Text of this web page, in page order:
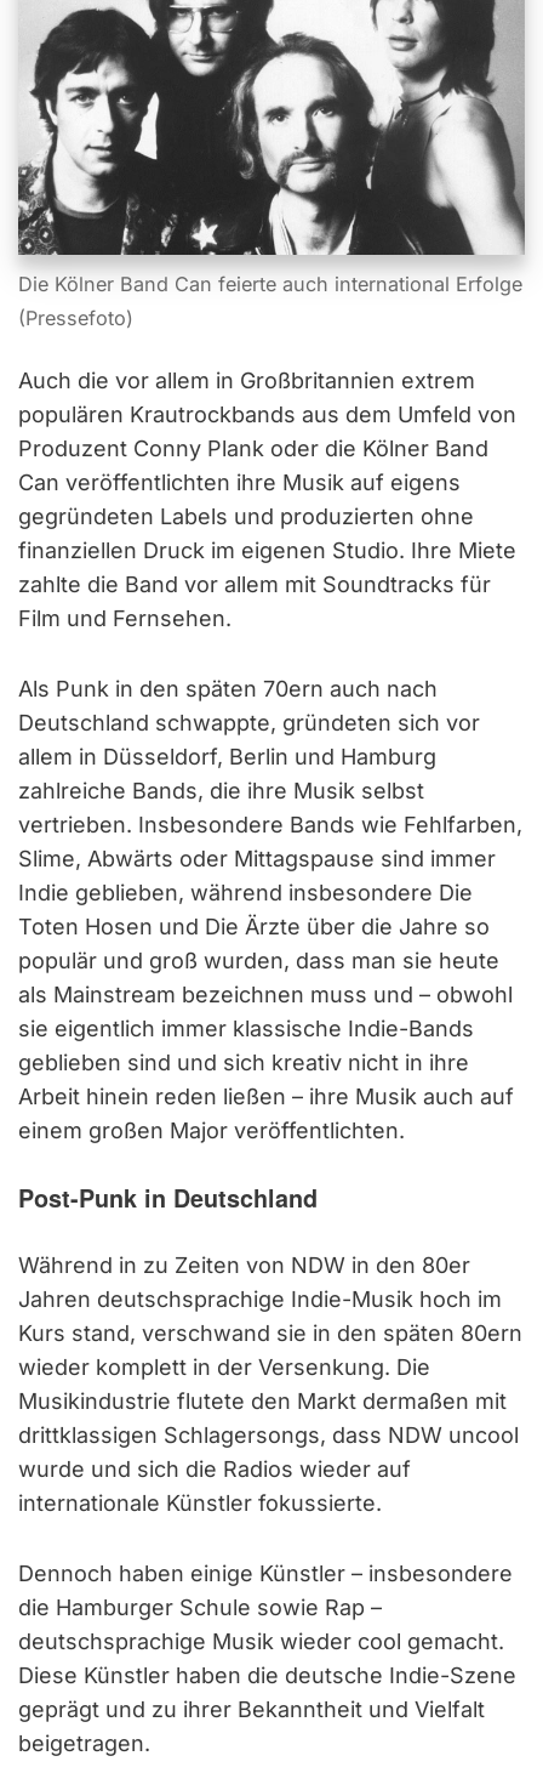
Die Kölner Band Can feierte auch international Erfolge
(Pressefoto)
Auch die vor allem in Großbritannien extrem
populären Krautrockbands aus dem Umfeld von
Produzent Conny Plank oder die Kölner Band
Can veröffentlichten ihre Musik auf eigens
gegründeten Labels und produzierten ohne
finanziellen Druck im eigenen Studio. Ihre Miete
zahlte die Band vor allem mit Soundtracks für
Film und Fernsehen.
Als Punk in den späten 70ern auch nach
Deutschland schwappte, gründeten sich vor
allem in Düsseldorf, Berlin und Hamburg
zahlreiche Bands, die ihre Musik selbst
vertrieben. Insbesondere Bands wie Fehlfarben,
Slime, Abwärts oder Mittagspause sind immer
Indie geblieben, während insbesondere Die
Toten Hosen und Die Ärzte über die Jahre so
populär und groß wurden, dass man sie heute
als Mainstream bezeichnen muss und – obwohl
sie eigentlich immer klassische Indie-Bands
geblieben sind und sich kreativ nicht in ihre
Arbeit hinein reden ließen – ihre Musik auch auf
einem großen Major veröffentlichten.
Post-Punk in Deutschland
Während in zu Zeiten von NDW in den 80er
Jahren deutschsprachige Indie-Musik hoch im
Kurs stand, verschwand sie in den späten 80ern
wieder komplett in der Versenkung. Die
Musikindustrie flutete den Markt dermaßen mit
drittklassigen Schlagersongs, dass NDW uncool
wurde und sich die Radios wieder auf
internationale Künstler fokussierte.
Dennoch haben einige Künstler – insbesondere
die Hamburger Schule sowie Rap –
deutschsprachige Musik wieder cool gemacht.
Diese Künstler haben die deutsche Indie-Szene
geprägt und zu ihrer Bekanntheit und Vielfalt
beigetragen.